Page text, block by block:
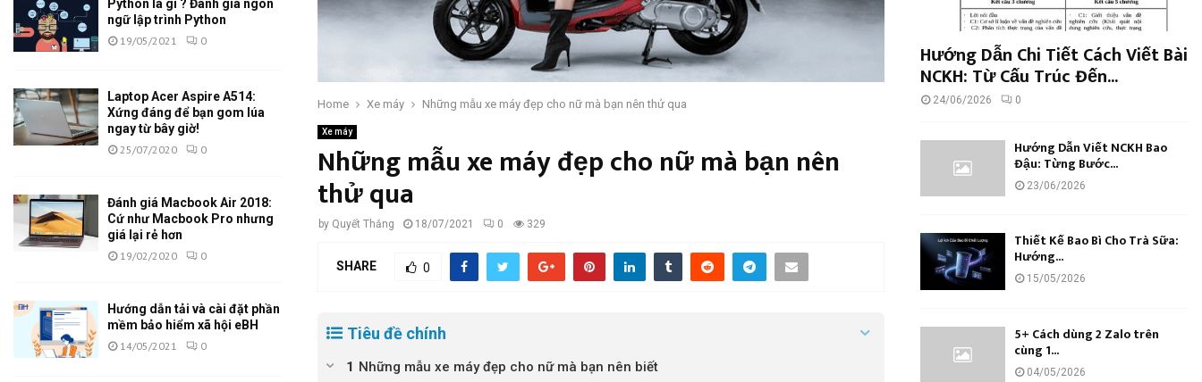
Home Xe máy Những mẫu xe máy đẹp cho nữ mà bạn nên thử qua
Xe máy
Những mẫu xe máy đẹp cho nữ mà bạn nên
thử qua
by Quyết Thắng 18/07/2021 0 329
SHARE 0
Tiêu đề chính
Những mẫu xe máy đẹp cho nữ mà bạn nên biết
Python là gì ? Đánh giá ngôn
ngữ lập trình Python
19/05/2021 0
Laptop Acer Aspire A514:
Xứng đáng để bạn gom lúa
ngay từ bây giờ!
25/07/2020 0
Đánh giá Macbook Air 2018:
Cứ như Macbook Pro nhưng
giá lại rẻ hơn
19/02/2020 0
Hướng dẫn tải và cài đặt phần
mềm bảo hiểm xã hội eBH
14/05/2021 0
Hướng Dẫn Chi Tiết Cách Viết Bài
NCKH: Từ Cấu Trúc Đến...
24/06/2026 0
Hướng Dẫn Viết NCKH Bao
Đậu: Từng Bước...
23/06/2026
Thiết Kế Bao Bì Cho Trà Sữa:
Hướng...
15/05/2026
5+ Cách dùng 2 Zalo trên
cùng 1...
04/05/2026